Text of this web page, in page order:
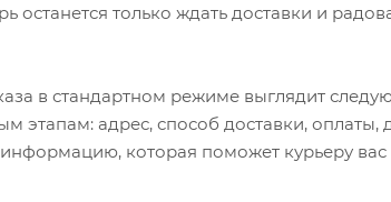
останется только ждать доставки и
в стандартном режиме выглядит
этапам: адрес, способ доставки,
информацию, которая поможет курьеру